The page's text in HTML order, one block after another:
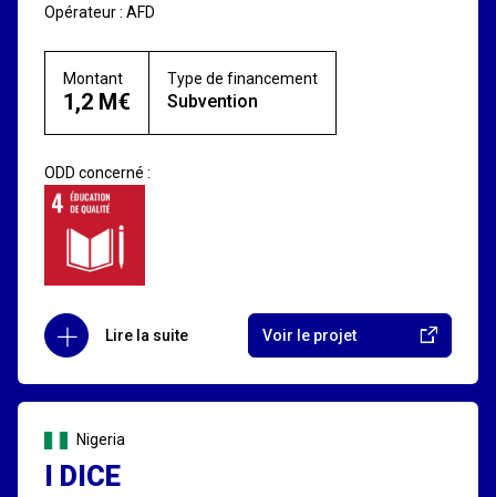
Opérateur : AFD
Montant
1,2 M€
Type de financement
Subvention
ODD concerné :
Lire la suite Voir le projet
Nigeria
I DICE